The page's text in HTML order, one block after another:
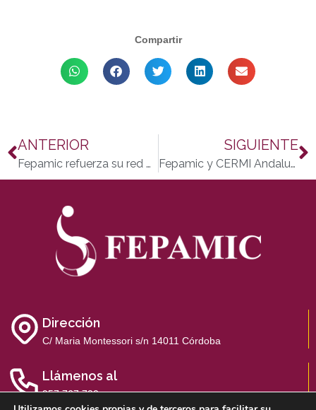
Compartir
ANTERIOR
Fepamic refuerza su red de transporte adaptado en Lucena
SIGUIENTE
Fepamic y CERMI Andalucía exigen financiación justa para servicios esenciales
Dirección
C/ Maria Montessori s/n 14011 Córdoba
Llámenos al
957 767 700